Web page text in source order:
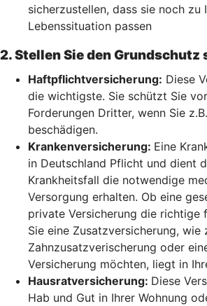
sicherzustellen, dass sie noch zu
Lebenssituation passen
2. Stellen Sie den Grundschutz
Haftpflichtversicherung: Diese
die wichtigste. Sie schützt Sie
Forderungen Dritter, wenn Sie
beschädigen.
Krankenversicherung: Eine
in Deutschland Pflicht und dient
Krankheitsfall die notwendige
Versorgung erhalten. Ob eine
private Versicherung die richtige
Sie eine Zusatzversicherung, wie
Zahnzusatzverischerung oder
Versicherung möchten, liegt in
Hausratversicherung: Diese
Hab und Gut in Ihrer Wohnung